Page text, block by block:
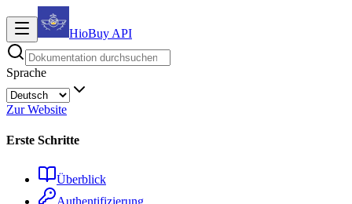
HioBuy API
Sprache
Zur Website
Erste Schritte
Überblick
Authentifizierung